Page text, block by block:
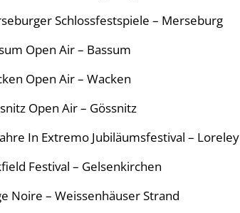
Schlossfestspiele – Merseburg
Open Air – Bassum
Open Air – Wacken
Open Air – Gössnitz
In Extremo Jubiläumsfestival – Loreley
Festival – Gelsenkirchen
Noire – Weissenhäuser Strand